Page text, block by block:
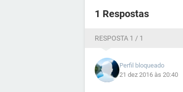
1 Respostas
RESPOSTA 1 / 1
Perfil bloqueado
21 dez 2016 às 20:40